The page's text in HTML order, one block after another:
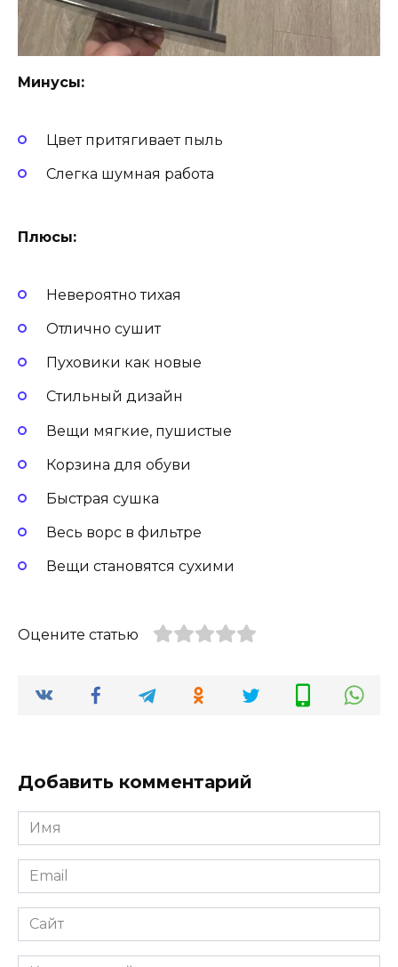
Минусы:
Цвет притягивает пыль
Слегка шумная работа
Плюсы:
Невероятно тихая
Отлично сушит
Пуховики как новые
Стильный дизайн
Вещи мягкие, пушистые
Корзина для обуви
Быстрая сушка
Весь ворс в фильтре
Вещи становятся сухими
Оцените статью
Добавить комментарий
Имя
Email
Сайт